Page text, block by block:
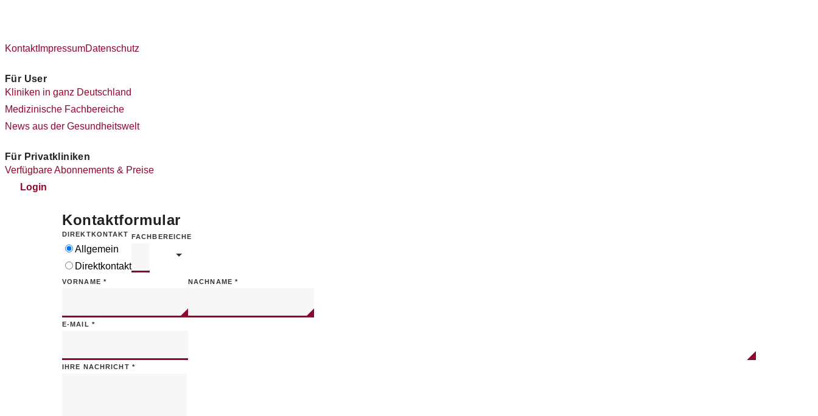
KontaktImpressumDatenschutz
Für User
Kliniken in ganz Deutschland
Medizinische Fachbereiche
News aus der Gesundheitswelt
Für Privatkliniken
Verfügbare Abonnements & Preise
Login
Kontaktformular
DIREKTKONTAKT
Allgemein
Direktkontakt
FACHBEREICHE
VORNAME * NACHNAME*
E-MAIL *
IHRE NACHRICHT *